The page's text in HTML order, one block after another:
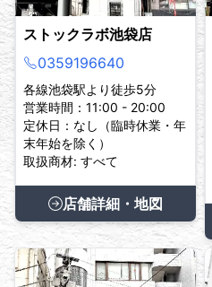
ストックラボ池袋店
0359196640
各線池袋駅より徒歩5分
営業時間：11:00 - 20:00
定休日：なし（臨時休業・年
末年始を除く）
取扱商材: すべて
店舗詳細・地図